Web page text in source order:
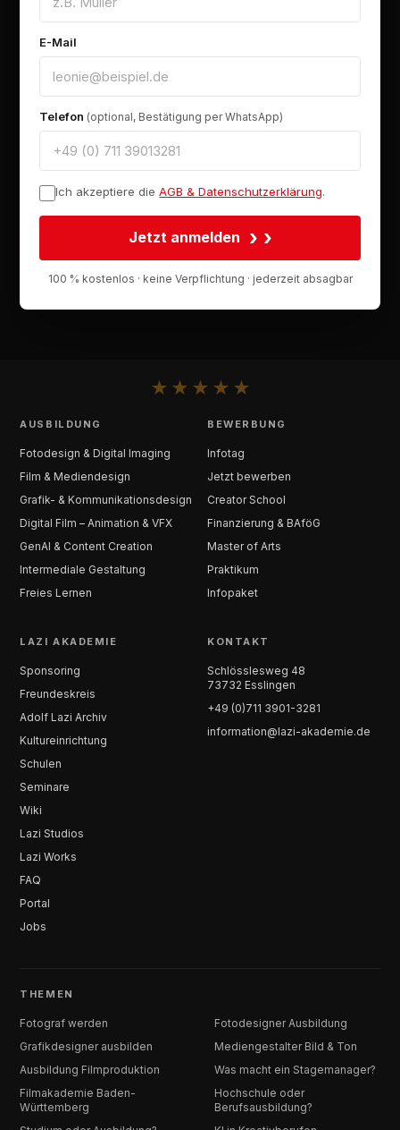
E-Mail
Telefon (optional, Bestätigung per WhatsApp)
Ich akzeptiere die AGB & Datenschutzerklärung.
Jetzt anmelden ›
100 % kostenlos · keine Verpflichtung · jederzeit absagbar
★ ★ ★ ★ ★
AUSBILDUNG
Fotodesign & Digital Imaging
Film & Mediendesign
Grafik- & Kommunikationsdesign
Digital Film – Animation & VFX
GenAI & Content Creation
Intermediale Gestaltung
Freies Lernen
BEWERBUNG
Infotag
Jetzt bewerben
Creator School
Finanzierung & BAföG
Master of Arts
Praktikum
Infopaket
LAZI AKADEMIE
Sponsoring
Freundeskreis
Adolf Lazi Archiv
Kultureinrichtung
Schulen
Seminare
Wiki
Lazi Studios
Lazi Works
FAQ
Portal
Jobs
KONTAKT
Schlösslesweg 48
73732 Esslingen
+49 (0)711 3901-3281
information@lazi-akademie.de
THEMEN
Fotograf werden
Fotodesigner Ausbildung
Grafikdesigner ausbilden
Mediengestalter Bild & Ton
Ausbildung Filmproduktion
Was macht ein Stagemanager?
Filmakademie Baden-
Württemberg
Hochschule oder
Berufsausbildung?